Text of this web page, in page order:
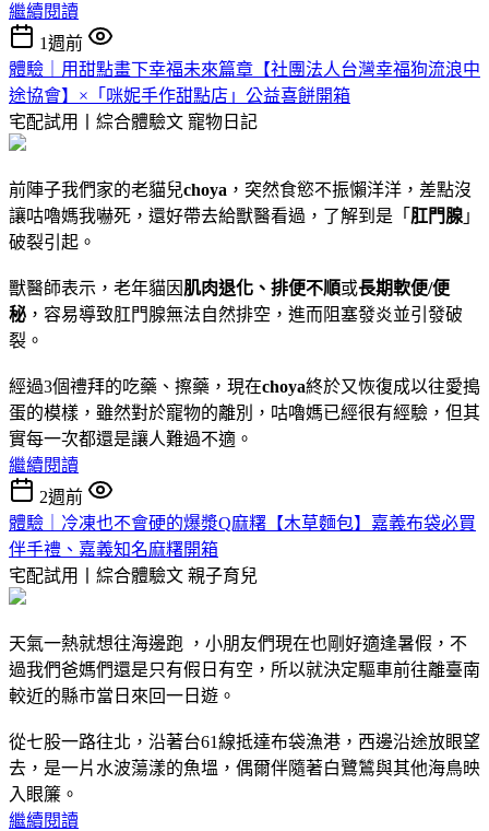
繼續閱讀
1週前
體驗｜用甜點畫下幸福未來篇章【社團法人台灣幸福狗流浪中
途協會】×「咪妮手作甜點店」公益喜餅開箱
宅配試用丨綜合體驗文 寵物日記
前陣子我們家的老貓兒choya ，突然食慾不振懶洋洋，差點沒
讓咕嚕媽我嚇死，還好帶去給獸醫看過，了解到是「 肛門腺 」
破裂引起。
獸醫師表示，老年貓因 肌肉退化、排便不順或長期軟便/便
秘 ，容易導致肛門腺無法自然排空，進而阻塞發炎並引發破
裂。
經過3個禮拜的吃藥、擦藥，現在choya終於又恢復成以往愛搗
蛋的模樣，雖然對於寵物的離別，咕嚕媽已經很有經驗，但其
實每一次都還是讓人難過不適。
繼續閱讀
2週前
體驗｜冷凍也不會硬的爆漿Q麻糬【木草麵包】嘉義布袋必買
伴手禮、嘉義知名麻糬開箱
宅配試用丨綜合體驗文 親子育兒
天氣一熱就想往海邊跑 ，小朋友們現在也剛好適逢暑假，不
過我們爸媽們還是只有假日有空，所以就決定驅車前往離臺南
較近的縣市當日來回一日遊。
從七股一路往北，沿著台61線抵達布袋漁港，西邊沿途放眼望
去，是一片水波蕩漾的魚塭，偶爾伴隨著白鷺鷥與其他海鳥映
入眼簾。
繼續閱讀